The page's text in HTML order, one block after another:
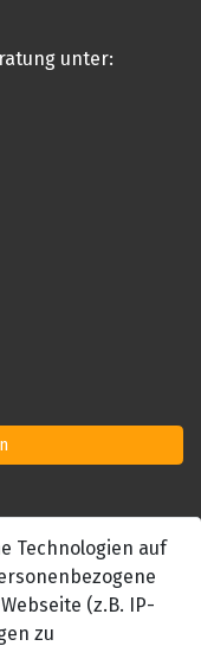
unter:
Technologien auf
(z.B. IP-
zu